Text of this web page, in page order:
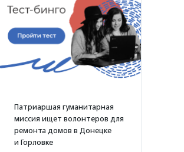
Патриаршая гуманитарная
миссия ищет волонтеров для
ремонта домов в Донецке
и Горловке